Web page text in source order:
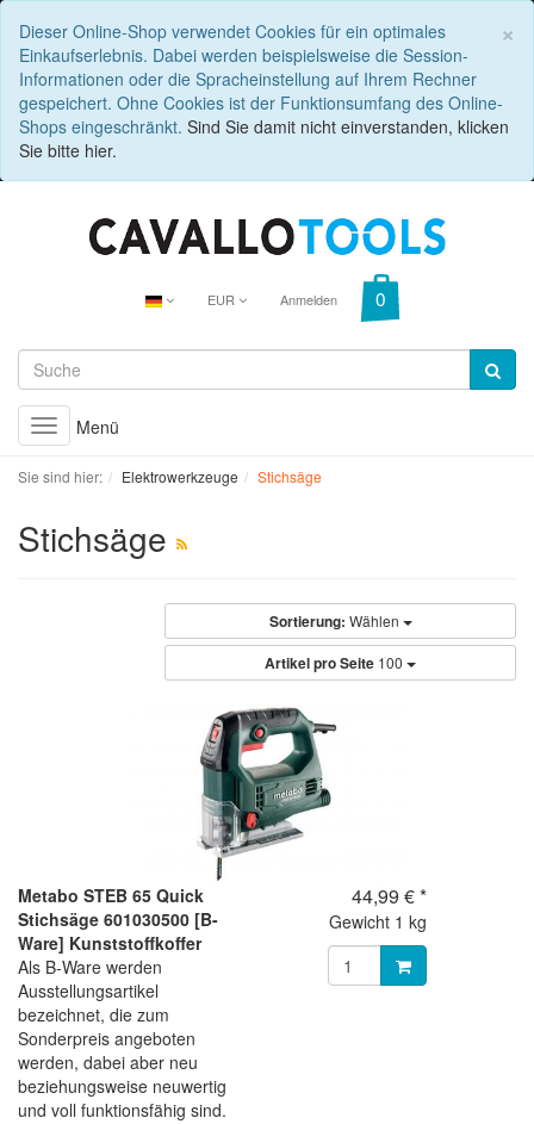
×
Dieser Online-Shop verwendet Cookies für ein optimales
Einkaufserlebnis. Dabei werden beispielsweise die Session-
Informationen oder die Spracheinstellung auf Ihrem Rechner
gespeichert. Ohne Cookies ist der Funktionsumfang des Online-
Shops eingeschränkt. Sind Sie damit nicht einverstanden, klicken
Sie bitte hier.
EUR Anmelden
Toggle
navigation
Menü
Sie sind hier: Elektrowerkzeuge Stichsäge
Stichsäge
Sortierung: Wählen
Artikel pro Seite 100
Metabo STEB 65 Quick
Stichsäge 601030500 [B-
Ware] Kunststoffkoffer
Als B-Ware werden
Ausstellungsartikel
bezeichnet, die zum
Sonderpreis angeboten
werden, dabei aber neu
beziehungsweise neuwertig
und voll funktionsfähig sind.
44,99 € *
Gewicht 1 kg